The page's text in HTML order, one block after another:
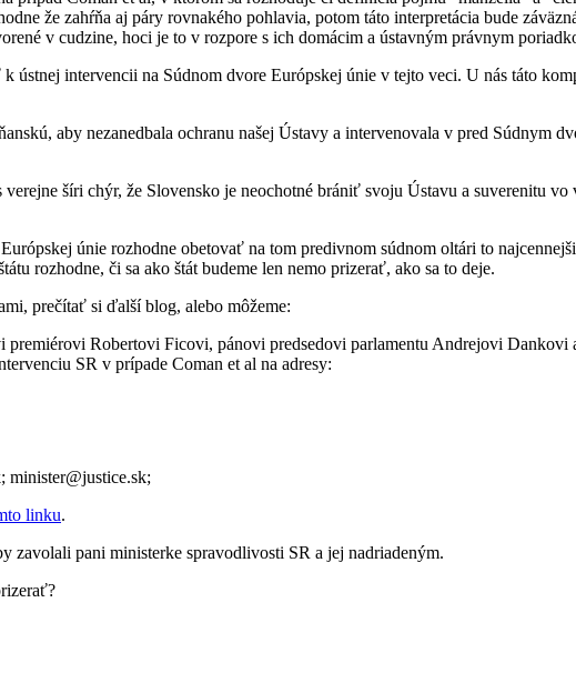
že zahŕňa aj páry rovnakého pohlavia, potom táto interpretácia bude
v cudzine, hoci je to v rozpore s ich domácim a ústavným právnym
ústnej intervencii na Súdnom dvore Európskej únie v tejto veci. U nás táto
aby nezanedbala ochranu našej Ústavy a intervenovala v pred Súdnym
šíri chýr, že Slovensko je neochotné brániť svoju Ústavu a suverenitu
únie rozhodne obetovať na tom predivnom súdnom oltári to
rozhodne, či sa ako štát budeme len nemo prizerať, ako sa to deje.
prečítať si ďalší blog, alebo môžeme:
premiérovi Robertovi Ficovi, pánovi predsedovi parlamentu Andrejovi
SR v prípade Coman et al na adresy:
minister@justice.sk;
linku.
zavolali pani ministerke spravodlivosti SR a jej nadriadeným.